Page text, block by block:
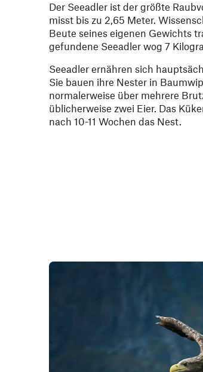
Der Seeadler ist der größte
misst bis zu 2,65 Meter.
Beute seines eigenen Gewichts
gefundene Seeadler wog 7
Seeadler ernähren sich
Sie bauen ihre Nester in
normalerweise über mehrere
üblicherweise zwei Eier. Das
nach 10-11 Wochen das Nest.